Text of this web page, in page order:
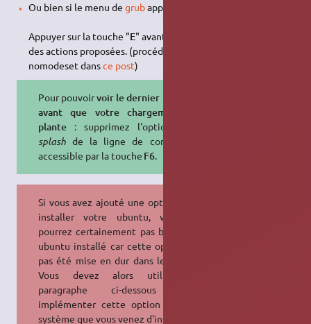
Ou bien si le menu de grubapparaît:
Appuyer sur la touche "E" avant de choisir d'exécuter une
des actions proposées. (procédure détaillée pour l'option
nomodeset dansce post)
Pour pouvoirvoir le dernier message
avant que votre chargement ne
plante: supprimez l'option
splashde la ligne de commande,
accessible par la touche F6.
Si vous avez ajouté une option pour
installer votre ubuntu, vous ne
pourrez certainement pas booter le
ubuntu installé car cette option n'a
pas été mise en dur dans le disque.
Vous devez alors utiliser le
paragraphe ci-dessous pour
implémenter cette option dans le
système que vous venez d'installer.